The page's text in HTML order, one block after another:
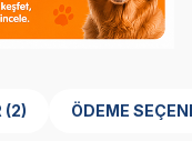
YORUMLAR (2) ÖDEME